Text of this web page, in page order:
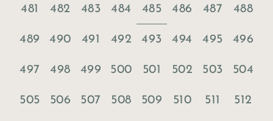
481 482 483 484 485 486 487 488
489 490 491 492 493 494 495 496
497 498 499 500 501 502 503 504
505 506 507 508 509 510 511 512